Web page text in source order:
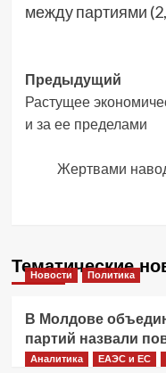
между партиями
Навигация
записи
Предыдущий
Растущее
и за ее пределами
Жертвами
Тематические
Новости Политика
В Молдове
партий назвали
Аналитика ЕАЭС и ЕС